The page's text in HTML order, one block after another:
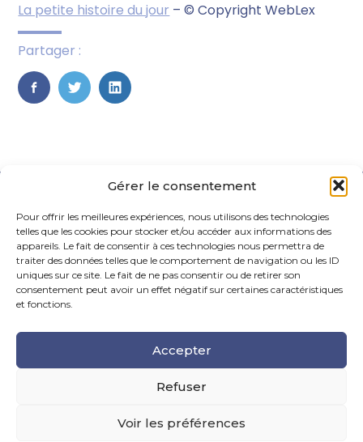
Gérer le consentement
Pour offrir les meilleures expériences, nous utilisons des technologies
telles que les cookies pour stocker et/ou accéder aux informations des
appareils. Le fait de consentir à ces technologies nous permettra de
traiter des données telles que le comportement de navigation ou les ID
uniques sur ce site. Le fait de ne pas consentir ou de retirer son
consentement peut avoir un effet négatif sur certaines caractéristiques
et fonctions.
Accepter
Refuser
Voir les préférences
La petite histoire du jour – © Copyright WebLex
Partager :
FaceBook
TwitterLinkedIn
Footer
Principale
La Maison Des Conseils – 6 Rue Maurice Caunes, 31200
Toulouse
MENTIONS LÉGALES